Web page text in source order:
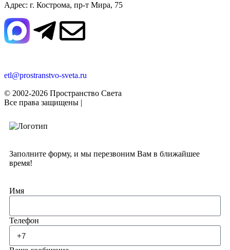
Адрес: г. Кострома, пр-т Мира, 75
etl@prostranstvo-sveta.ru
© 2002-2026 Пространство Света
Все права защищены |
Заполните форму, и мы перезвоним Вам в ближайшее
время!
Имя
Телефон